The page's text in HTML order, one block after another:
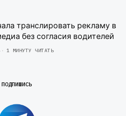
транслировать рекламу в
без согласия водителей
1 МИНУТУ ЧИТАТЬ
ПОДПИШИСЬ